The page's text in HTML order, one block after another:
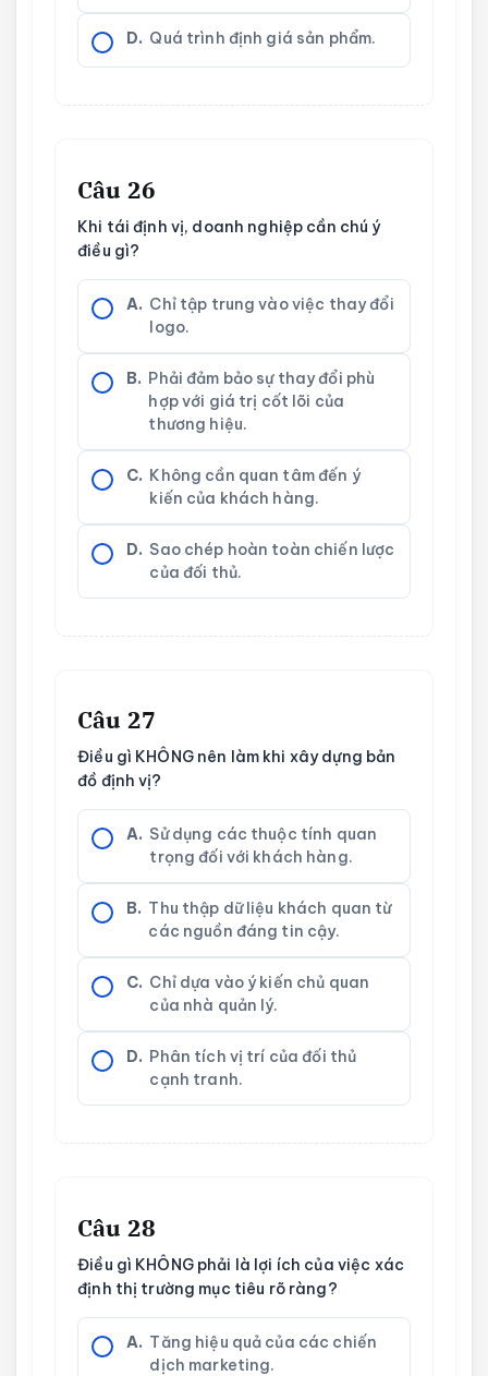
D. Quá trình định giá sản phẩm.
Câu 26
Khi tái định vị, doanh nghiệp cần chú ý
điều gì?
A. Chỉ tập trung vào việc thay đổi
logo.
B. Phải đảm bảo sự thay đổi phù
hợp với giá trị cốt lõi của
thương hiệu.
C. Không cần quan tâm đến ý
kiến của khách hàng.
D. Sao chép hoàn toàn chiến lược
của đối thủ.
Câu 27
Điều gì KHÔNG nên làm khi xây dựng bản
đồ định vị?
A. Sử dụng các thuộc tính quan
trọng đối với khách hàng.
B. Thu thập dữ liệu khách quan từ
các nguồn đáng tin cậy.
C. Chỉ dựa vào ý kiến chủ quan
của nhà quản lý.
D. Phân tích vị trí của đối thủ
cạnh tranh.
Câu 28
Điều gì KHÔNG phải là lợi ích của việc xác
định thị trường mục tiêu rõ ràng?
A. Tăng hiệu quả của các chiến
dịch marketing.